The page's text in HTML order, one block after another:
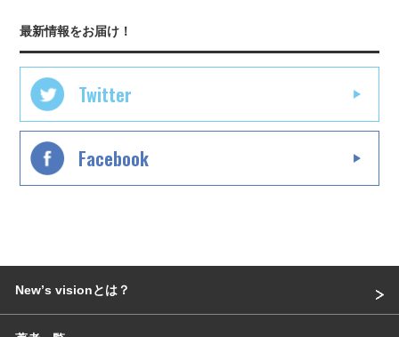
最新情報をお届け！
Twitter
Facebook
Newʼs visionとは？